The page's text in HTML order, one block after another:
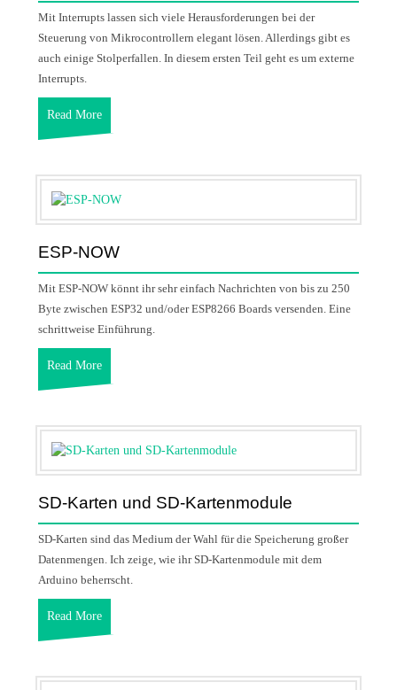
Mit Interrupts lassen sich viele Herausforderungen bei der
Steuerung von Mikrocontrollern elegant lösen. Allerdings gibt es
auch einige Stolperfallen. In diesem ersten Teil geht es um externe
Interrupts.
Read More
ESP-NOW
Mit ESP-NOW könnt ihr sehr einfach Nachrichten von bis zu 250
Byte zwischen ESP32 und/oder ESP8266 Boards versenden. Eine
schrittweise Einführung.
Read More
SD-Karten und SD-Kartenmodule
SD-Karten sind das Medium der Wahl für die Speicherung großer
Datenmengen. Ich zeige, wie ihr SD-Kartenmodule mit dem
Arduino beherrscht.
Read More